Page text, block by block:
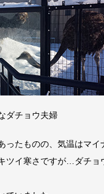
ダチョウ夫婦
ったものの、気温はマイ
ツイ寒さですが…ダチョ